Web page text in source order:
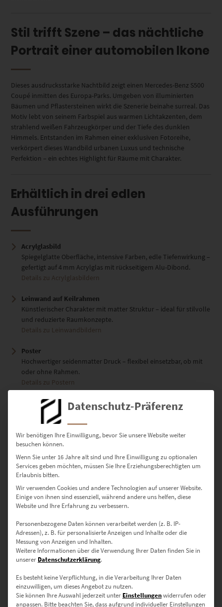
Stil trifft Szene – das nächtliche
Portrait einer automobilen Ikone
Dieses ausdrucksstarke Nachtbild zeigt einen Mercedes-Benz S500
Coupé inmitten des Europa-Parks. Umgeben von illuminierten
Bäumen und Pflastersteinen wirkt die Szenerie beinahe surreal. Das
Motiv lebt von seinem Farbspiel aus warmen Lichtakzenten, dem
strahlend weißen Fahrzeugkörper und der Tiefe des dunklen
Himmels. Entstanden im Rahmen einer exklusiven Fotoreihe,
verkörpert dieses Wandbild urbanen Luxus und technische
Perfektion – ein echtes Highlight für Räume mit Charakter.
Erhältlich in drei edlen
Ausführungen
Acrylglasbild
Spiegelglatte Oberfläche, intensive Farben, edle Tiefenwirkung –
gefertigt auf 4 mm Acrylglas mit rückseitigem Alu-Dibond.
Details zu Acrylglasbildern
Leinwand auf Keilrahmen
Künstlerischer Charakter mit matter Struktur – ideal für stilvolle
und reduzierte Raumkonzepte.
Details zu Leinwandbildern
Poster
Hochwertiger seidenmatter Druck – flexibel einsetzbar, ob mit
oder ohne Rahmen.
Details zu Postern
Verfügbare Größen – passend
zu Raum, Wirkung und
Zielgruppe
30 × 20 cm– Ideal für kleine Arbeitszimmer oder Galeriewände
45 × 30 cm– Für Designbüros oder stilvolle Sideboards
60 × 40 cm– Ausdrucksstarker Blickfang in Fluren oder
Praxisräumen
75 × 50 cm– Modernes Format für Kanzleien oder
90 × 60 cm – Für Unternehmen mit Sinn für markante Ästhetik
Datenschutz-Präferenz
Wir benötigen Ihre Einwilligung, bevor Sie unsere Website weiter
besuchen können.
Wenn Sie unter 16 Jahre alt sind und Ihre Einwilligung zu optionalen
Services geben möchten, müssen Sie Ihre Erziehungsberechtigten um
Erlaubnis bitten.
Wir verwenden Cookies und andere Technologien auf unserer Website.
Einige von ihnen sind essenziell, während andere uns helfen, diese
Website und Ihre Erfahrung zu verbessern.
Personenbezogene Daten können verarbeitet werden (z. B. IP-
Adressen), z. B. für personalisierte Anzeigen und Inhalte oder die
Messung von Anzeigen und Inhalten.
Weitere Informationen über die Verwendung Ihrer Daten finden Sie in
unserer Datenschutzerklärung.
Es besteht keine Verpflichtung, in die Verarbeitung Ihrer Daten
einzuwilligen, um dieses Angebot zu nutzen.
Sie können Ihre Auswahl jederzeit unter Einstellungenwiderrufen oder
anpassen. Bitte beachten Sie, dass aufgrund individueller Einstellungen